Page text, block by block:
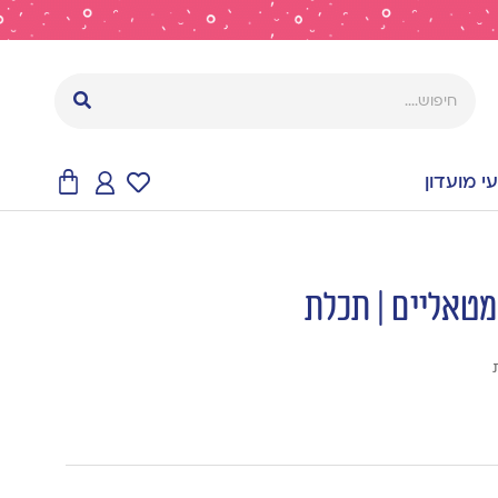
מועדון